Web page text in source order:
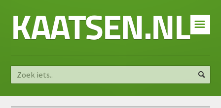
☰
KAATSEN.NL